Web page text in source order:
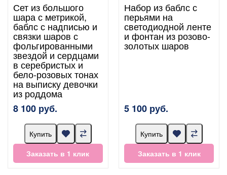
Сет из большого
шара с метрикой,
баблс с надписью и
связки шаров с
фольгированными
звездой и сердцами
в серебристых и
бело-розовых тонах
на выписку девочки
из роддома
8 100 руб.
Купить
Заказать в 1 клик
Набор из баблс с
перьями на
светодиодной ленте
и фонтан из розово-
золотых шаров
5 100 руб.
Купить
Заказать в 1 клик